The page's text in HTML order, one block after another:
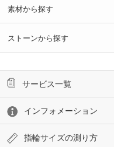
素材から探す
ストーンから探す
サービス一覧
インフォメーション
指輪サイズの測り方